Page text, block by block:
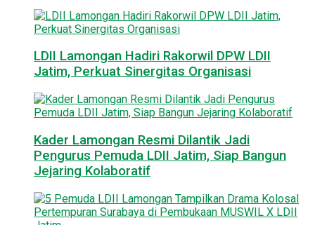
LDII Lamongan Hadiri Rakorwil DPW LDII
Jatim, Perkuat Sinergitas Organisasi
Kader Lamongan Resmi Dilantik Jadi
Pengurus Pemuda LDII Jatim, Siap Bangun
Jejaring Kolaboratif